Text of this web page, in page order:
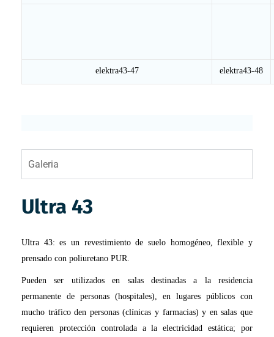
elektra43-47 elektra43-48
Galeria
Ultra 43
Ultra 43: es un revestimiento de suelo homogéneo, flexible y
prensado con poliuretano PUR.
Pueden ser utilizados en salas destinadas a la residencia
permanente de personas (hospitales), en lugares públicos con
mucho tráfico den personas (clínicas y farmacias) y en salas que
requieren protección controlada a la electricidad estática; por